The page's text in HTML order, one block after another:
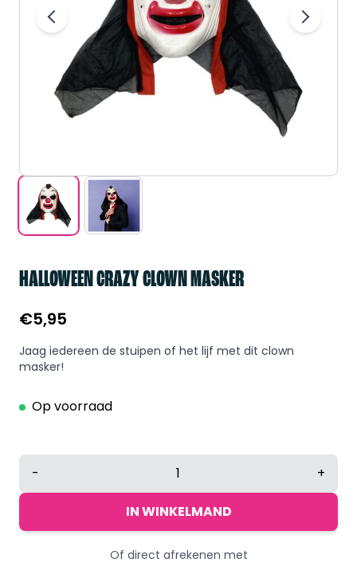
HALLOWEEN CRAZY CLOWN MASKER
€5,95
Jaag iedereen de stuipen of het lijf met dit clown
masker!
Op voorraad
Halloween
clown
- +
IN WINKELMAND
Of direct afrekenen met